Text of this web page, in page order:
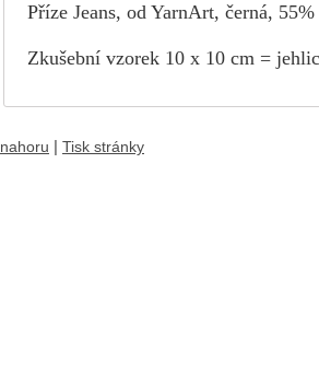
Příze Jeans, od YarnArt, černá,
Zkušební vzorek 10 x 10 cm =
nahoru Tisk stránky